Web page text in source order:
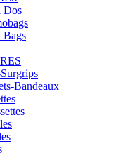
Dos
Bags
Bandeaux